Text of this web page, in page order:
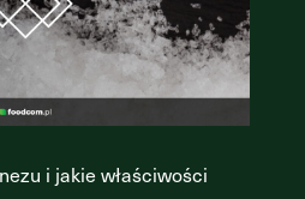
i jakie właściwości